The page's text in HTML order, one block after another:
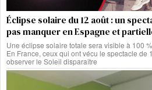
Éclipse solaire du 12 août : un
pas manquer en Espagne et
Une éclipse solaire totale sera visible à 100
En France, ceux qui ont vécu le spectacle de
observer le Soleil disparaître